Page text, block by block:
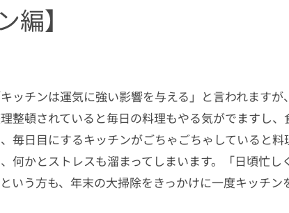
】
ッチンは運気に強い影響を与える」と言われますが
整頓されていると毎日の料理もやる気がでますし、
毎日目にするキッチンがごちゃごちゃしていると料
何かとストレスも溜まってしまいます。「日頃忙し
いう方も、年末の大掃除をきっかけに一度キッチン